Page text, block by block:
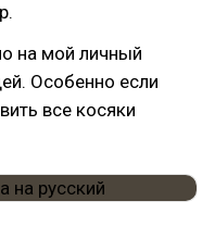
на мой личный
Особенно если
все косяки